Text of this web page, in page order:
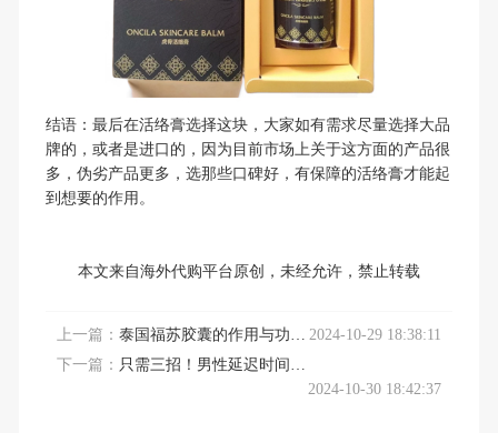
结语：最后在活络膏选择这块，大家如有需求尽量选择大品
牌的，或者是进口的，因为目前市场上关于这方面的产品很
多，伪劣产品更多，选那些口碑好，有保障的活络膏才能起
到想要的作用。
本文来自海外代购平台原创，未经允许，禁止转载
上一篇： 泰国福苏胶囊的作用与功效说明书 2024-10-29 18:38:11
下一篇：
只需三招！男性延迟时间的小办法
2024-10-30 18:42:37